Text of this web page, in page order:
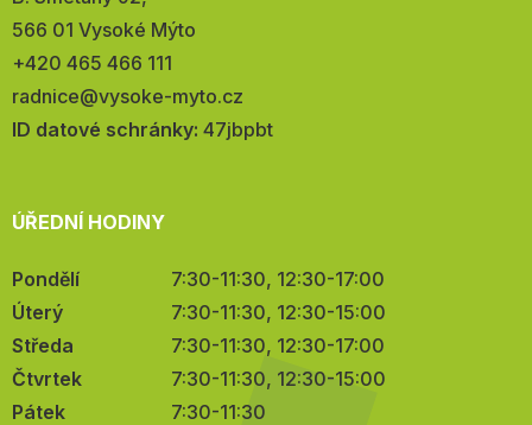
566 01 Vysoké Mýto
Telefon:
+420 465 466 111
E-
mail:
radnice@vysoke-myto.cz
ID datové schránky: 47jbpbt
ÚŘEDNÍ HODINY
Pondělí
7:30-11:30, 12:30-17:00
Úterý
7:30-11:30, 12:30-15:00
Středa
7:30-11:30, 12:30-17:00
Čtvrtek
7:30-11:30, 12:30-15:00
Pátek
7:30-11:30